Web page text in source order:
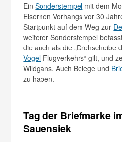
EinSonderstempel mit dem
Eisernen Vorhangs vor 30
Startpunkt auf dem Weg zur
weiterer Sonderstempel
die auch als die „Drehscheibe
Vogel-Flugverkehrs“ gilt, und
Wildgans. Auch Belege und
zu haben.
Tag der Briefmarke
Sauensiek